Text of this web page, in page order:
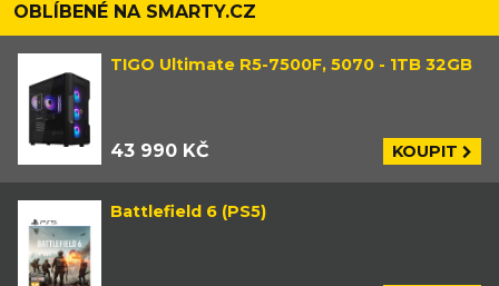
OBLÍBENÉ NA SMARTY.CZ
TIGO Ultimate R5-7500F, 5070 - 1TB 32GB
43 990 KČ KOUPIT
Battlefield 6 (PS5)